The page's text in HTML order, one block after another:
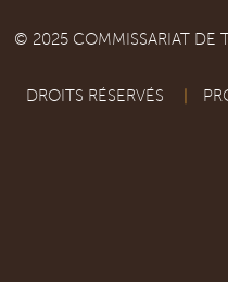
© 2025 COMMISSARIAT DE
DROITS RÉSERVÉS